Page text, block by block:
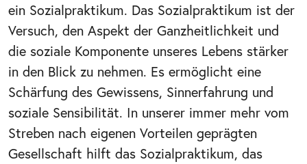
ein Sozialpraktikum. Das Sozialpraktikum ist der
Versuch, den Aspekt der Ganzheitlichkeit und
die soziale Komponente unseres Lebens stärker
in den Blick zu nehmen. Es ermöglicht eine
Schärfung des Gewissens, Sinnerfahrung und
soziale Sensibilität. In unserer immer mehr vom
Streben nach eigenen Vorteilen geprägten
Gesellschaft hilft das Sozialpraktikum, das